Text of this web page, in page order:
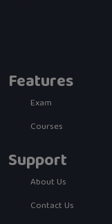
Features
Exam
Courses
Support
About Us
Contact Us